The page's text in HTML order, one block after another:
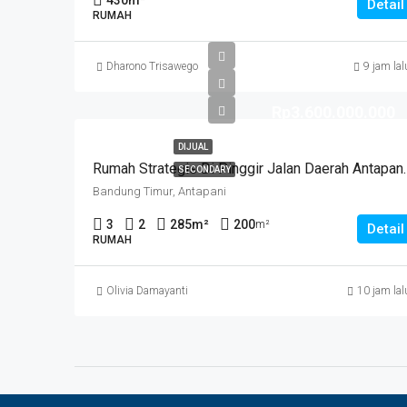
RUMAH
Detail
Dharono Trisawego 9 jam
DIJUAL
SECONDARY Rumah Strategis Di
Bandung Timur, Antapani
3 2 285m² 200m²
RUMAH
Detail
Olivia Damayanti 10 jam